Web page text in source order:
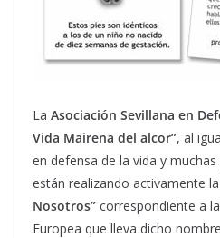
La Asociación Sevillana en
Vida Mairena del alcor”, al
en defensa de la vida y
están realizando activamente la
Nosotros” correspondiente a
Europea que lleva dicho